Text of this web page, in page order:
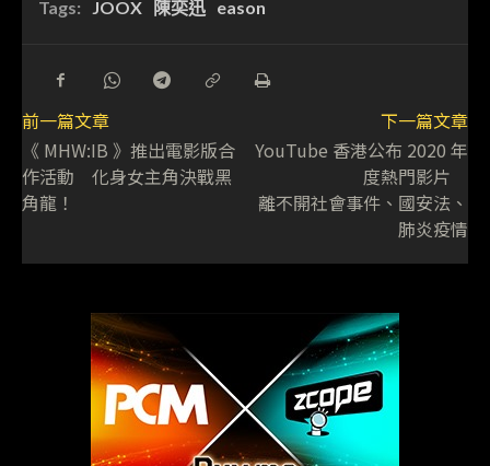
Tags: JOOX 陳奕迅 eason
前一篇文章
《 MHW:IB 》推出電影版合
作活動 化身女主角決戰黑
角龍！
下一篇文章
YouTube 香港公布 2020 年
度熱門影片
離不開社會事件、國安法、
肺炎疫情